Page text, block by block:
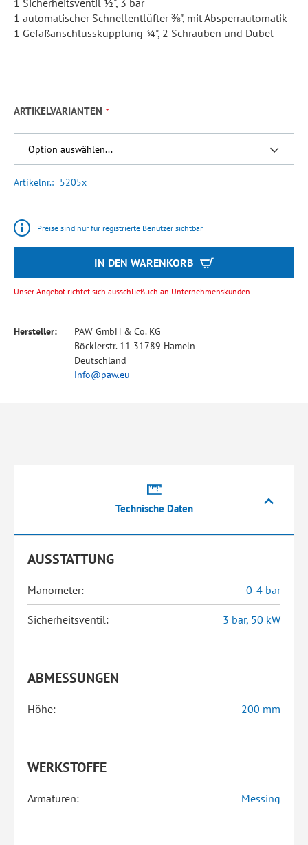
1 Sicherheitsventil ½", 3 bar
1 automatischer Schnellentlüfter ⅜", mit Absperrautomatik
1 Gefäßanschlusskupplung ¾", 2 Schrauben und Dübel
ARTIKELVARIANTEN
Artikelnr. 5205x
Preise sind nur für registrierte Benutzer sichtbar
IN DEN WARENKORB
Unser Angebot richtet sich ausschließlich an Unternehmenskunden.
Hersteller:
PAW GmbH & Co. KG
Böcklerstr. 11 31789 Hameln
Deutschland
info@paw.eu
Technische Daten
AUSSTATTUNG
Manometer: 0-4 bar
Sicherheitsventil: 3 bar, 50 kW
ABMESSUNGEN
Höhe: 200 mm
WERKSTOFFE
Armaturen: Messing